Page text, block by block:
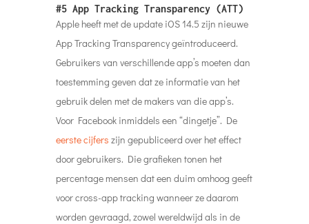
#5 App Tracking Transparency (ATT)
Apple heeft met de update iOS 14.5 zijn nieuwe
App Tracking Transparency geïntroduceerd.
Gebruikers van verschillende app’s moeten dan
toestemming geven dat ze informatie van het
gebruik delen met de makers van die app’s.
Voor Facebook inmiddels een “dingetje”. De
eerste cijfers zijn gepubliceerd over het effect
door gebruikers. Die grafieken tonen het
percentage mensen dat een duim omhoog geeft
voor cross-app tracking wanneer ze daarom
worden gevraagd, zowel wereldwijd als in de